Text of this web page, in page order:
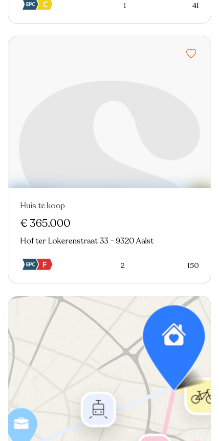
1 41
Nieuw
Huis te koop
€ 365.000
Hof ter Lokerenstraat 33 - 9320 Aalst
2 150